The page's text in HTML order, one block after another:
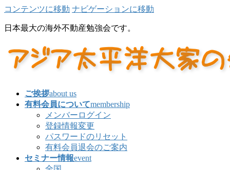
コンテンツに移動 ナビゲーションに移動
日本最大の海外不動産勉強会です。
ご挨拶about us
有料会員についてmembership
メンバーログイン
登録情報変更
パスワードのリセット
有料会員退会のご案内
セミナー情報event